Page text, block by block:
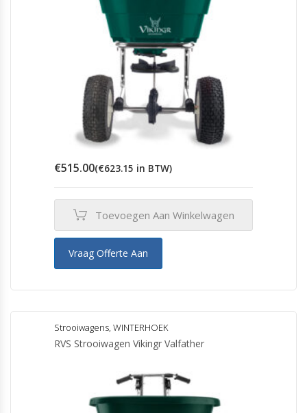
€515.00(€623.15 in BTW)
Toevoegen Aan Winkelwagen
Vraag Offerte Aan
Strooiwagens, WINTERHOEK
RVS Strooiwagen Vikingr Valfather